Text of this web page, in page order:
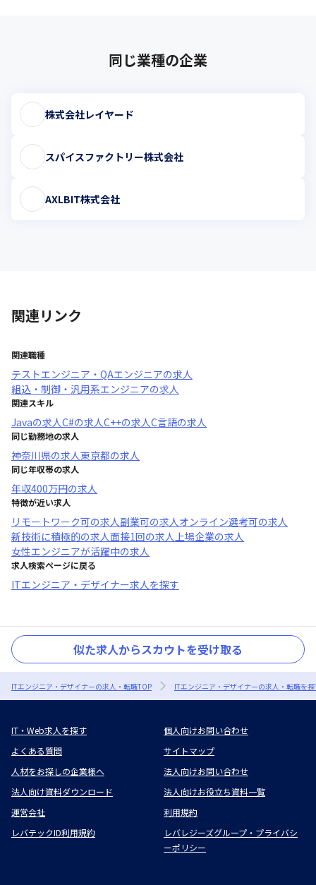
同じ業種の企業
株式会社レイヤード
スパイスファクトリー株式会社
AXLBIT株式会社
関連リンク
関連職種
テストエンジニア・QAエンジニアの求人
組込・制御・汎用系エンジニアの求人
関連スキル
Javaの求人C#の求人C++の求人C言語の求人
同じ勤務地の求人
神奈川県の求人東京都の求人
同じ年収帯の求人
年収400万円の求人
特徴が近い求人
リモートワーク可の求人副業可の求人オンライン選考可の求人
新技術に積極的の求人面接1回の求人上場企業の求人
女性エンジニアが活躍中の求人
求人検索ページに戻る
ITエンジニア・デザイナー求人を探す
似た求人からスカウトを受け取る
ITエンジニア・デザイナーの求人・転職TOP ITエンジニア・デザイナーの求人・転職を
IT・Web求人を探す
個人向けお問い合わせ
よくある質問
サイトマップ
人材をお探しの企業様へ
法人向けお問い合わせ
法人向け資料ダウンロード
法人向けお役立ち資料一覧
運営会社
利用規約
レバテックID利用規約
レバレジーズグループ・プライバシ
ーポリシー